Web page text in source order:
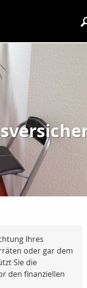
Ihres
oder gar dem
Sie die
den finanziellen